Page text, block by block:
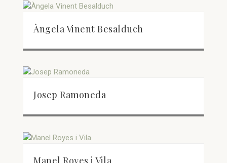
Àngela Vinent Besalduch
Josep Ramoneda
Manel Royes i Vila